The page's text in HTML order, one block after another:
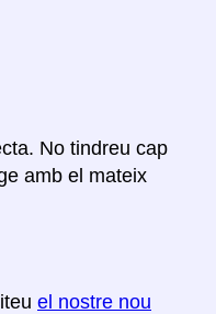
No tindreu cap
amb el mateix
el nostre nou